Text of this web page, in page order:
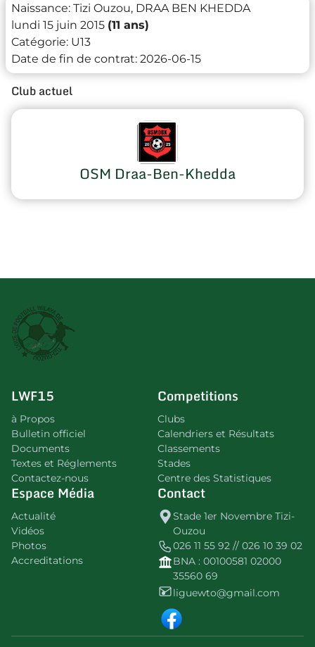
Naissance: Tizi Ouzou, DRAA BEN KHEDDA
lundi 15 juin 2015 (11 ans)
Catégorie: U13
Date de fin de contrat: 2026-06-15
Club actuel
OSM Draa-Ben-Khedda
LWF15
à Propos
Bulletin officiel
Documents
Textes et Réglements
Contactez-nous
Competitions
Clubs
Calendriers et Résultats
Classements
Stades
Centre des Statistiques
Espace Média
Actualité
Vidéos
Photos
Accreditations
Contact
Stade 1er Novembre Tizi-
Ouzou
026 11 55 92 // 026 10 39 02
BNA : 00100581 02000
35560 69
liguewto@gmail.com